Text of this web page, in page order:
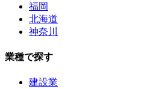
福岡
北海道
神奈川
業種で探す
建設業